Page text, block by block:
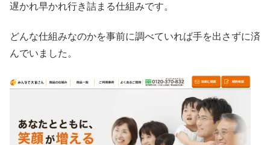
遅かれ早かれ行き詰まる仕組みです。
どんな仕組みなのかを事前に調べていれば手を出さずに済
んでいました。